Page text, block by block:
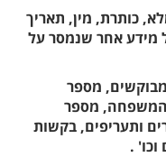
כותרת, מין, תאריך
מידע אחר שנמסר על
מבוקשים, מספר
המשפחה, מספר
ותעריפים, בקשות
.